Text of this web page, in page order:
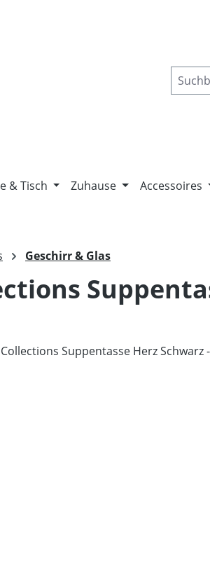
& Tisch Zuhause Accessoires
Geschirr & Glas